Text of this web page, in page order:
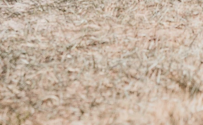
choisir un bracelet Mâle
cm :
choisir un bracelet Mâle
cm :
choisir un bracelet Mâle
cm :
vous faire le bracelet de
suffit simplement de nous